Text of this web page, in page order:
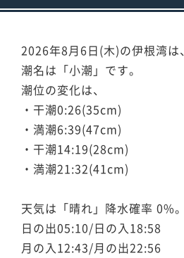
2026年8月6日(木)の伊根湾は、
潮名は「小潮」です。
潮位の変化は、
・干潮0:26(35cm)
・満潮6:39(47cm)
・干潮14:19(28cm)
・満潮21:32(41cm)
天気は「晴れ」降水確率 0%。
日の出05:10/日の入18:58
月の入12:43/月の出22:56